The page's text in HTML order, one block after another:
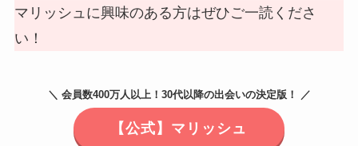
マリッシュに興味のある方はぜひご一読くださ
い！
＼ 会員数400万人以上！30代以降の出会いの決定版！ ／
【公式】マリッシュ